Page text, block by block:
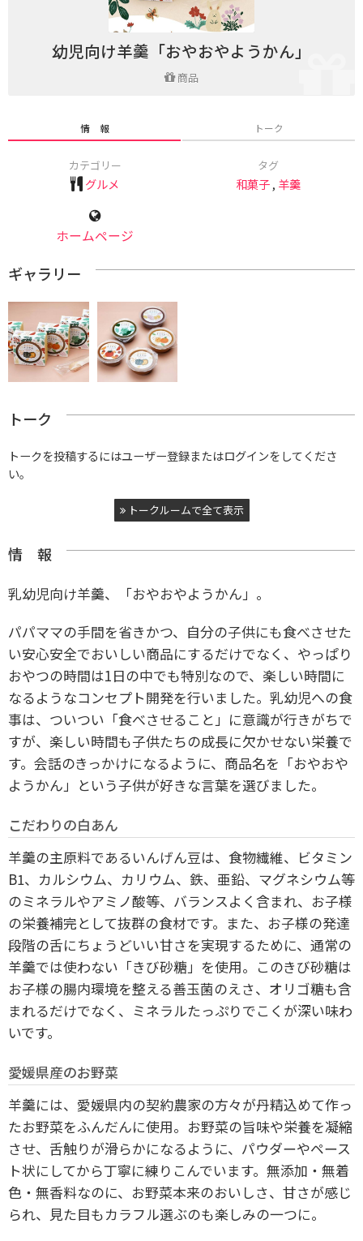
幼児向け羊羹「おやおやようかん」
商品
情 報 トーク
カテゴリー
グルメ
タグ
和菓子, 羊羹
ホームページ
ギャラリー
トーク
トークを投稿するにはユーザー登録またはログインをしてくださ
い。
トークルームで全て表示
情 報
乳幼児向け羊羹、「おやおやようかん」。
パパママの手間を省きかつ、自分の子供にも食べさせた
い安心安全でおいしい商品にするだけでなく、やっぱり
おやつの時間は1日の中でも特別なので、楽しい時間に
なるようなコンセプト開発を行いました。乳幼児への食
事は、ついつい「食べさせること」に意識が行きがちで
すが、楽しい時間も子供たちの成長に欠かせない栄養で
す。会話のきっかけになるように、商品名を「おやおや
ようかん」という子供が好きな言葉を選びました。
こだわりの白あん
羊羹の主原料であるいんげん豆は、食物繊維、ビタミン
B1、カルシウム、カリウム、鉄、亜鉛、マグネシウム等
のミネラルやアミノ酸等、バランスよく含まれ、お子様
の栄養補完として抜群の食材です。また、お子様の発達
段階の舌にちょうどいい甘さを実現するために、通常の
羊羹では使わない「きび砂糖」を使用。このきび砂糖は
お子様の腸内環境を整える善玉菌のえさ、オリゴ糖も含
まれるだけでなく、ミネラルたっぷりでこくが深い味わ
いです。
愛媛県産のお野菜
羊羹には、愛媛県内の契約農家の方々が丹精込めて作っ
たお野菜をふんだんに使用。お野菜の旨味や栄養を凝縮
させ、舌触りが滑らかになるように、パウダーやペース
ト状にしてから丁寧に練りこんでいます。無添加・無着
色・無香料なのに、お野菜本来のおいしさ、甘さが感じ
られ、見た目もカラフル選ぶのも楽しみの一つに。